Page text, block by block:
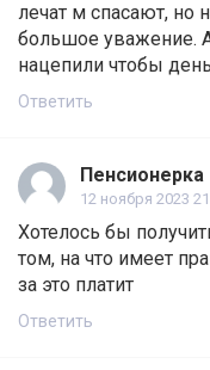
лечат м спасают, но
большое уважение.
нацепили чтобы
Ответить
Пенсионерка
12 ноября 2023
Хотелось бы
том, на что имеет
за это платит
Ответить